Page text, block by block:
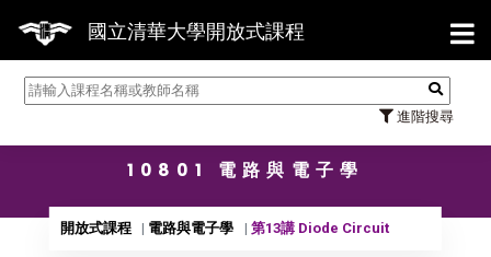
國立清華大學開放式課程
進階搜尋
【7/
10801 電路與電子學
開放式課程 電路與電子學 第13講 Diode Circuit